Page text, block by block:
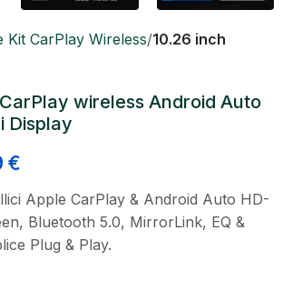
Kit CarPlay Wireless 10.26 inch
wireless Android Auto
Display
€
Apple CarPlay & Android Auto HD-
Bluetooth 5.0, MirrorLink, EQ &
Plug & Play.